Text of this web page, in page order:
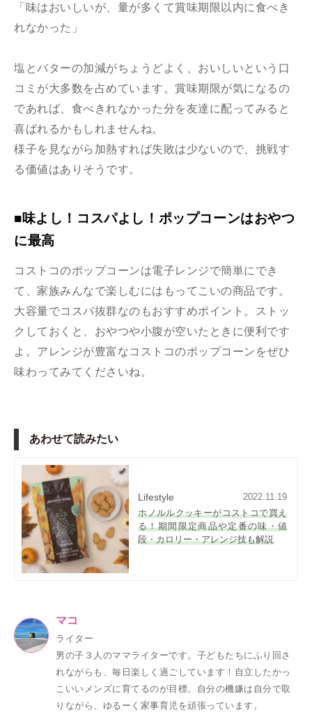
「味はおいしいが、量が多くて賞味期限以内に食べき
れなかった」
塩とバターの加減がちょうどよく、おいしいという口
コミが大多数を占めています。賞味期限が気になるの
であれば、食べきれなかった分を友達に配ってみると
喜ばれるかもしれませんね。
様子を見ながら加熱すれば失敗は少ないので、挑戦す
る価値はありそうです。
■味よし！コスパよし！ポップコーンはおやつ
に最高
コストコのポップコーンは電子レンジで簡単にでき
て、家族みんなで楽しむにはもってこいの商品です。
大容量でコスパ抜群なのもおすすめポイント。ストッ
クしておくと、おやつや小腹が空いたときに便利です
よ。アレンジが豊富なコストコのポップコーンをぜひ
味わってみてくださいね。
あわせて読みたい
Lifestyle
2022.11.19
ホノルルクッキーがコストコで買え
る！期間限定商品や定番の味・値
段・カロリー・アレンジ技も解説
マコ
ライター
男の子３人のママライターです。子どもたちにふり回さ
れながらも、毎日楽しく過ごしています！自立したかっ
こいいメンズに育てるのが目標。自分の機嫌は自分で取
りながら、ゆるーく家事育児を頑張っています。